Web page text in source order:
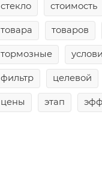
стекло стоимость
товара товаров
тормозные
фильтр целевой
цены этап